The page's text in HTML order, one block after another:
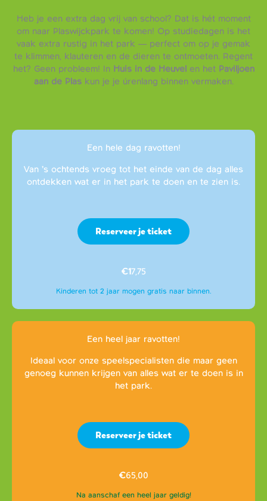
Heb je een extra dag vrij van school? Dat is hét moment
om naar Plaswijckpark te komen! Op studiedagen is het
vaak extra rustig in het park — perfect om op je gemak
te klimmen, klauteren en de dieren te ontmoeten. Regent
het? Geen probleem! In Huis in de Heuvelen het Paviljoen
aan de Plaskun je je úrenlang binnen vermaken.
Een hele dag ravotten!
Van ’s ochtends vroeg tot het einde van de dag alles
ontdekken wat er in het park te doen en te zien is.
Reserveer je ticket
€17,75
Kinderen tot 2 jaar mogen gratis naar binnen.
Een heel jaar ravotten!
Ideaal voor onze speelspecialisten die maar geen
genoeg kunnen krijgen van alles wat er te doen is in
het park.
Reserveer je ticket
€65,00
Na aanschaf een heel jaar geldig!